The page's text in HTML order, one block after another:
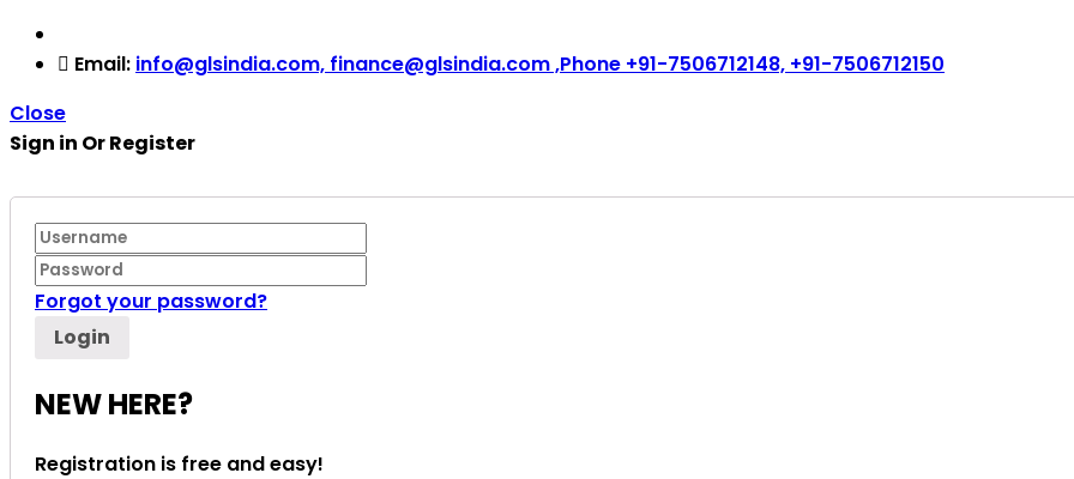
Email: info@glsindia.com, finance@glsindia.com ,Phone +91-7506712148, +91-7506712150
Close
Sign in Or Register
Forgot your password?
NEW HERE?
Registration is free and easy!